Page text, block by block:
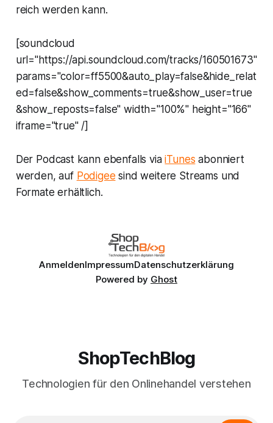
reich werden kann.
[soundcloud
url="https://api.soundcloud.com/tracks/160501673"
params="color=ff5500&auto_play=false&hide_relat
ed=false&show_comments=true&show_user=true
&show_reposts=false" width="100%" height="166"
iframe="true" /]
Der Podcast kann ebenfalls viaiTunes abonniert
werden, auf Podigee sind weitere Streams und
Formate erhältlich.
AnmeldenImpressumDatenschutzerklärung
Powered by Ghost
ShopTechBlog
Technologien für den Onlinehandel verstehen